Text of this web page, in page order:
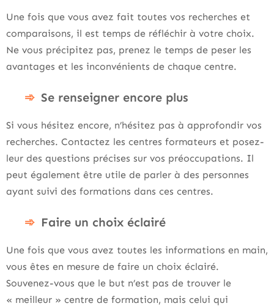
Une fois que vous avez fait toutes vos recherches et
comparaisons, il est temps de réfléchir à votre choix.
Ne vous précipitez pas, prenez le temps de peser les
avantages et les inconvénients de chaque centre.
Se renseigner encore plus
Si vous hésitez encore, n’hésitez pas à approfondir vos
recherches. Contactez les centres formateurs et posez-
leur des questions précises sur vos préoccupations. Il
peut également être utile de parler à des personnes
ayant suivi des formations dans ces centres.
Faire un choix éclairé
Une fois que vous avez toutes les informations en main,
vous êtes en mesure de faire un choix éclairé.
Souvenez-vous que le but n’est pas de trouver le
« meilleur » centre de formation, mais celui qui